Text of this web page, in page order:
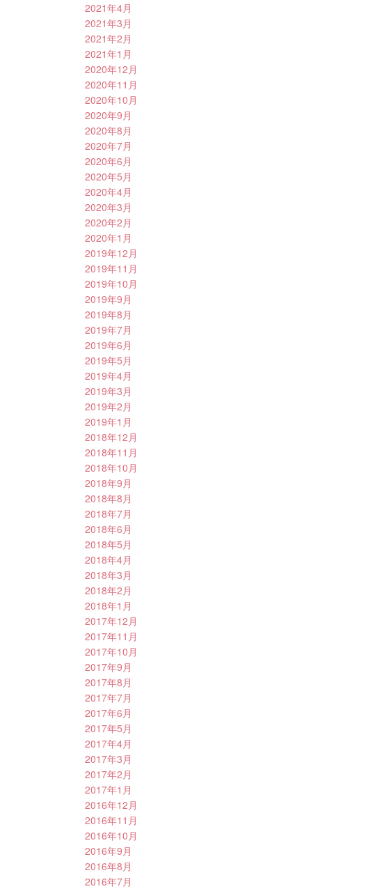
2021年4月
2021年3月
2021年2月
2021年1月
2020年12月
2020年11月
2020年10月
2020年9月
2020年8月
2020年7月
2020年6月
2020年5月
2020年4月
2020年3月
2020年2月
2020年1月
2019年12月
2019年11月
2019年10月
2019年9月
2019年8月
2019年7月
2019年6月
2019年5月
2019年4月
2019年3月
2019年2月
2019年1月
2018年12月
2018年11月
2018年10月
2018年9月
2018年8月
2018年7月
2018年6月
2018年5月
2018年4月
2018年3月
2018年2月
2018年1月
2017年12月
2017年11月
2017年10月
2017年9月
2017年8月
2017年7月
2017年6月
2017年5月
2017年4月
2017年3月
2017年2月
2017年1月
2016年12月
2016年11月
2016年10月
2016年9月
2016年8月
2016年7月